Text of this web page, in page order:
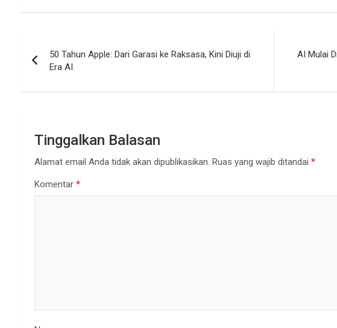
pos
50 Tahun Apple: Dari Garasi ke Raksasa, Kini Diuji di
Era AI
AI Mulai
Tinggalkan Balasan
Alamat email Anda tidak akan dipublikasikan. Ruas yang wajib ditandai *
Komentar *